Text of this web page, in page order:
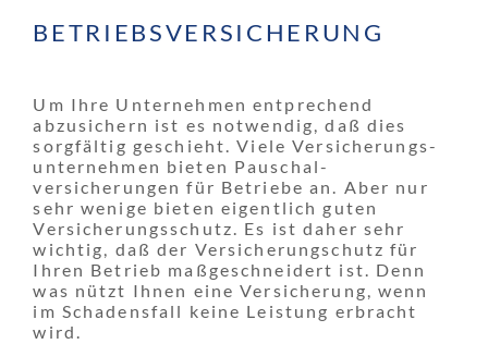
BETRIEBS­VERSICHERUNG
Um Ihre Unternehmen entprechend
abzusichern ist es notwendig, daß dies
sorgfältig geschieht. Viele Versicherungs­
unternehmen bieten Pauschal­
versicherungen für Betriebe an. Aber nur
sehr wenige bieten eigentlich guten
Versicherungs­schutz. Es ist daher sehr
wichtig, daß der Versicherungschutz für
Ihren Betrieb maßgeschneidert ist. Denn
was nützt Ihnen eine Versicherung, wenn
im Schadensfall keine Leistung erbracht
wird.